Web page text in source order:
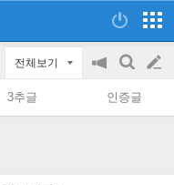
전체보기
공
on/off
검
색
글
쓰
3추글 인증글